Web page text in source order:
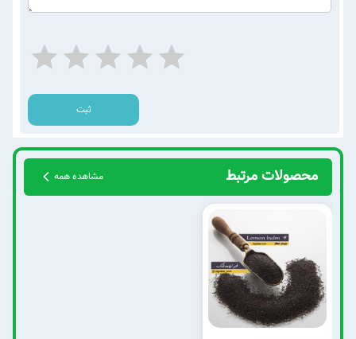
ثبت
محصولات مرتبط مشاهده همه